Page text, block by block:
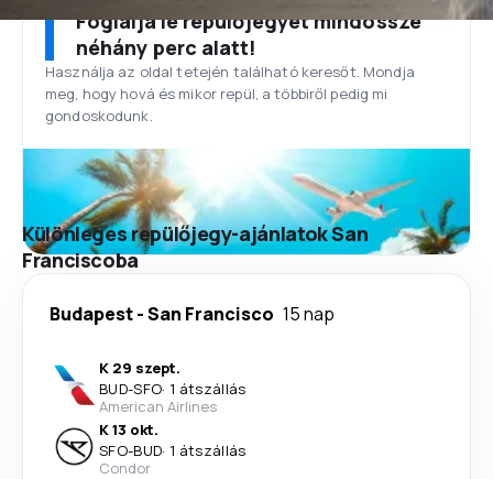
Foglalja le repülőjegyét mindössze
néhány perc alatt!
Használja az oldal tetején található keresőt. Mondja
meg, hogy hová és mikor repül, a többiről pedig mi
gondoskodunk.
Különleges repülőjegy-ajánlatok San
Franciscoba
Budapest-San Francisco 15 nap
K 29 szept.
BUD-SFO· 1 átszállás
American Airlines
K 13 okt.
SFO-BUD· 1 átszállás
Condor